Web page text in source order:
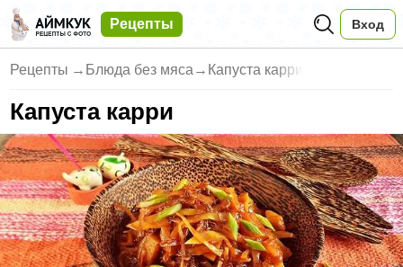
Рецепты Вход
Рецепты → Блюда без мяса → Капуста карри
Капуста карри